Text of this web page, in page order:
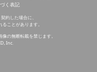
く表記
約した場合に、
ことがあります。
の無断転載を禁じます。
Inc.